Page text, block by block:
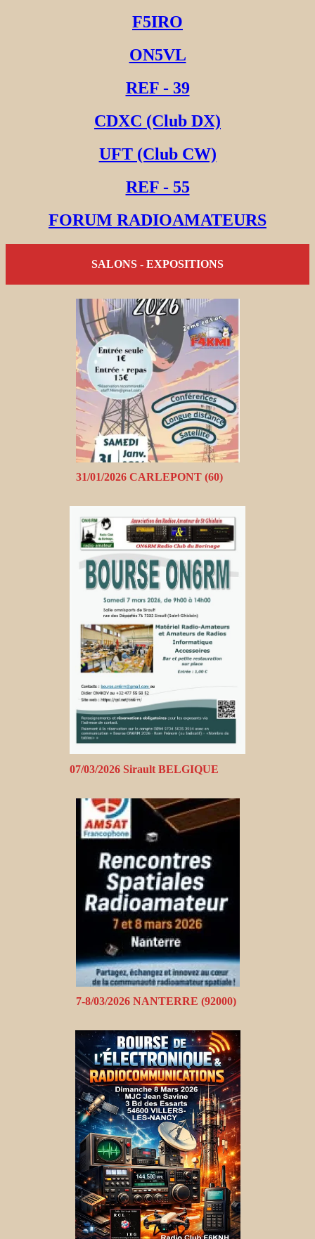
F5IRO
ON5VL
REF - 39
CDXC (Club DX)
UFT (Club CW)
REF - 55
FORUM RADIOAMATEURS
SALONS - EXPOSITIONS
31/01/2026 CARLEPONT (60)
07/03/2026 Sirault BELGIQUE
7-8/03/2026 NANTERRE (92000)